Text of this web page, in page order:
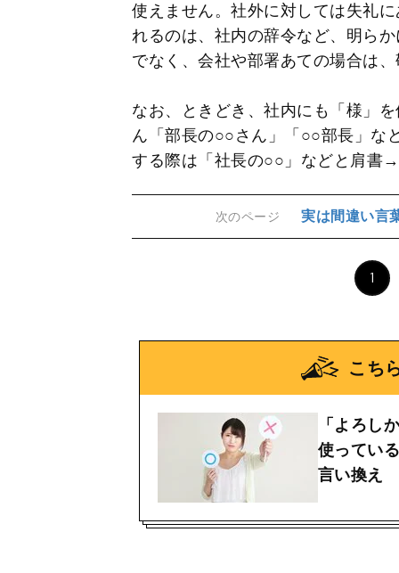
使えません。社外に対しては失礼
れるのは、社内の辞令など、明ら
でなく、会社や部署あての場合は
なお、ときどき、社内にも「様」
ん「部長の○○さん」「○○部長」な
する際は「社長の○○」などと肩書
次のページ 実は間違い言
1
こち
「よろし
使ってい
言い換え